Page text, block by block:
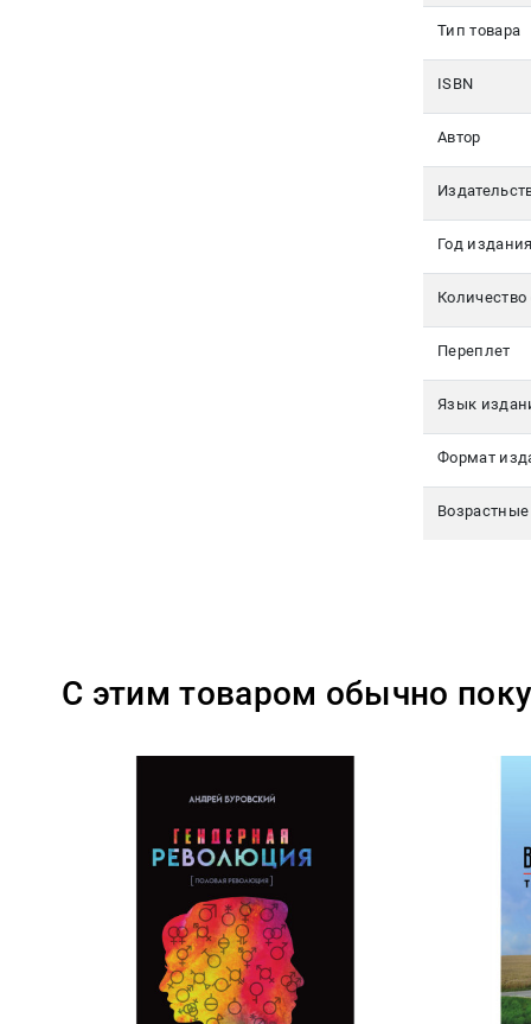
Тип товара
ISBN
Автор
Год издания
Количество
Переплет
Язык
Формат
С этим товаром обычно